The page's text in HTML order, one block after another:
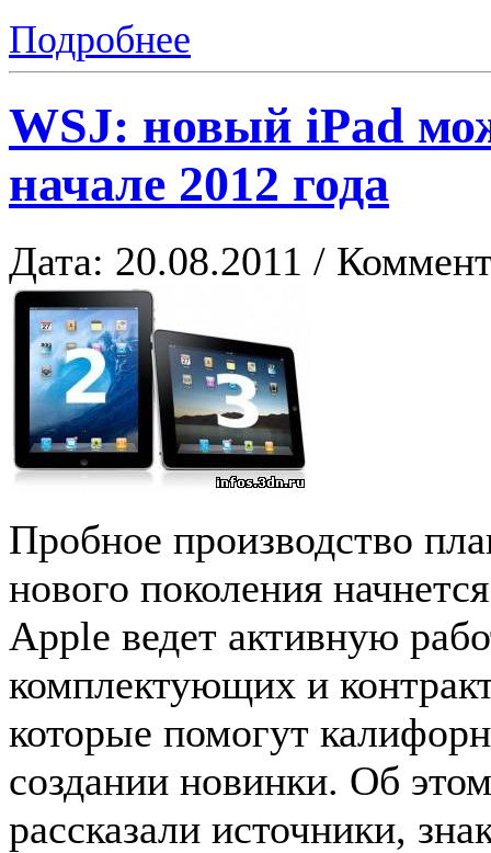
Подробнее
WSJ: новый iPad
начале 2012 года
Дата: 20.08.2011 /
Пробное производство
нового поколения
Apple ведет активную
комплектующих и
которые помогут
создании новинки. Об
рассказали источники,